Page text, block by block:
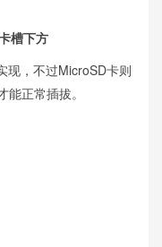
槽下方
，不过MicroSD卡则
正常插拔。